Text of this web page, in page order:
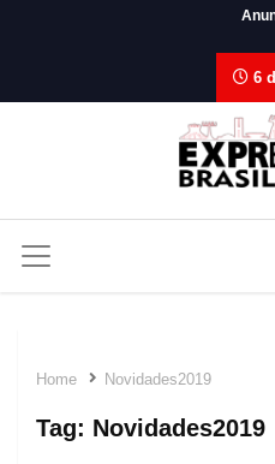
6
Home Novidades2019
Tag: Novidades2019